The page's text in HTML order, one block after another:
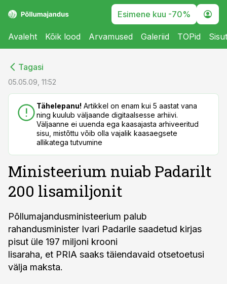
Esimene kuu -70%
Avaleht Kõik lood Arvamused Galeriid TOPid
Tagasi
05.05.09, 11:52
Tähelepanu! Artikkel on enam kui 5 aastat vana
ning kuulub väljaande digitaalsesse arhiivi.
Väljaanne ei uuenda ega kaasajasta arhiveeritud
sisu, mistõttu võib olla vajalik kaasaegsete
allikatega tutvumine
Ministeerium nuiab Padarilt
200 lisamiljonit
Põllumajandusministeerium palub
rahandusminister Ivari Padarile saadetud kirjas
pisut üle 197 miljoni krooni
lisaraha, et PRIA saaks täiendavaid otsetoetusi
välja maksta.